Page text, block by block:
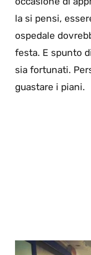
la si pensi,
ospedale
festa. E spunto
sia fortunati.
guastare i piani.